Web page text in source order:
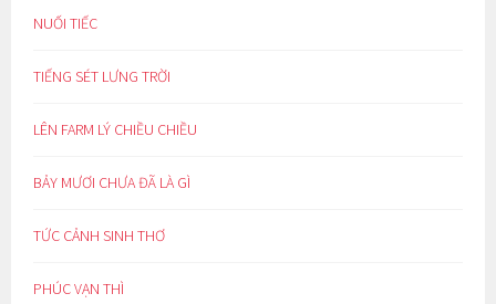
NUỐI TIẾC
TIẾNG SÉT LƯNG TRỜI
LÊN FARM LÝ CHIỀU CHIỀU
BẢY MƯƠI CHƯA ĐÃ LÀ GÌ
TỨC CẢNH SINH THƠ
PHÚC VẠN THÌ